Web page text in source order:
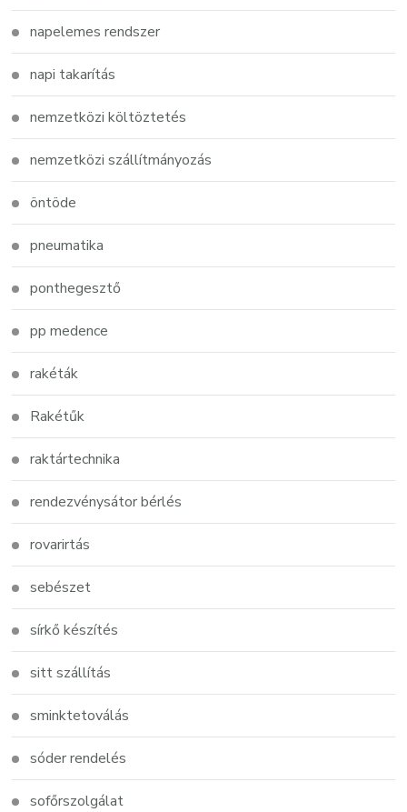
napelemes rendszer
napi takarítás
nemzetközi költöztetés
nemzetközi szállítmányozás
öntöde
pneumatika
ponthegesztő
pp medence
rakéták
Rakétűk
raktártechnika
rendezvénysátor bérlés
rovarirtás
sebészet
sírkő készítés
sitt szállítás
sminktetoválás
sóder rendelés
sofőrszolgálat